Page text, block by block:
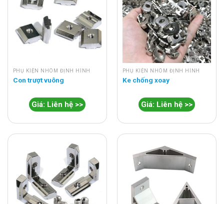
PHỤ KIỆN NHÔM ĐỊNH HÌNH
Con trượt vuông
Giá: Liên hệ >>
PHỤ KIỆN NHÔM ĐỊNH HÌNH
Ke chống xoay
Giá: Liên hệ >>